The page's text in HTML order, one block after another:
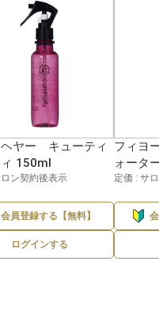
ヘヤー キューティ
150ml
ン契約後表示
会員登録する【無料】
ログインする
フィヨ
ォータ
定価 : サ